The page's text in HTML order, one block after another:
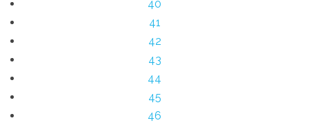
40
41
42
43
44
45
46